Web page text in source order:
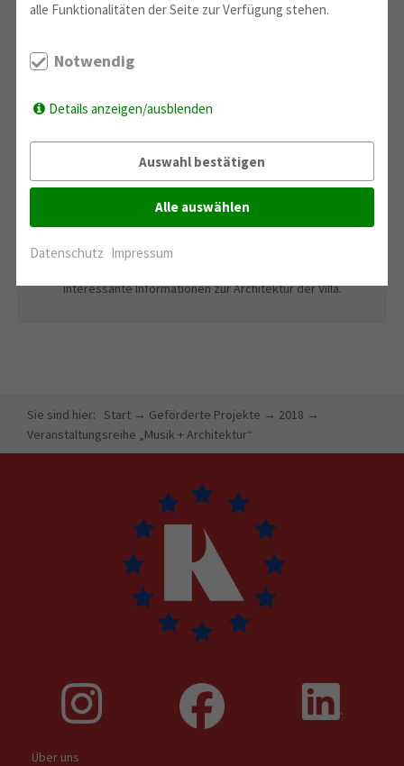
Am Sonntag, 7. Oktober 2018 fand im Parkschloss Grünau
das letzte Konzert der Reihe "Musik und Architektur" statt.
Das Quartett Berlin - Tokyo spielte Werke von Mozart und
interessante Informationen zur Architektur der Villa.
Sie sind hier: Start → Geförderte Projekte → 2018 →
Veranstaltungsreihe „Musik + Architektur“
Über uns
alle Funktionalitäten der Seite zur Verfügung stehen.
Notwendig
Details anzeigen/ausblenden
Auswahl bestätigen
Alle auswählen
Datenschutz Impressum